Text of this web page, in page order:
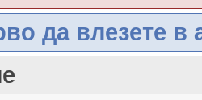
да влезете в